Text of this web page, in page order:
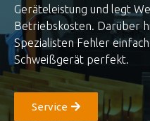
Geräteleistung und legt
Betriebskosten. Darüber
Spezialisten Fehler
Schweißgerät perfekt.
Service